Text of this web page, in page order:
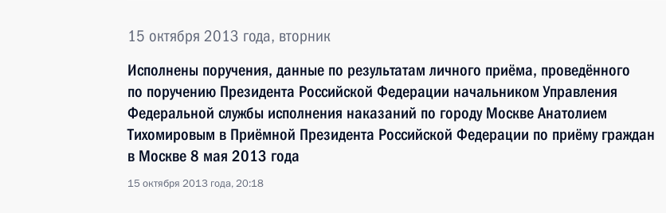
15 октября 2013 года, вторник
Исполнены поручения, данные по результатам личного приёма, проведённого
по поручению Президента Российской Федерации начальником Управления
Федеральной службы исполнения наказаний по городу Москве Анатолием
Тихомировым в Приёмной Президента Российской Федерации по приёму граждан
в Москве 8 мая 2013 года
15 октября 2013 года, 20:18